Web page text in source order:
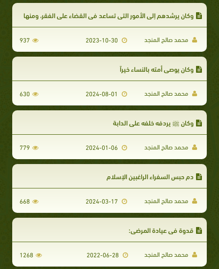
وكان يرشدهم إلى الأمور التي تساعد في القضاء على الفقر، ومنها
محمد صالح المنجد 2023-10-30
937
وكان يوصى أمته بالنساء خيراً
محمد صالح المنجد 630
وكان ﷺ يردفه خلفه على الدابة
محمد صالح المنجد 2024-01-06
779
دم حبس السفراء الراغبين الإسلام
محمد صالح المنجد 668
قدوة في عيادة المرضى:
محمد صالح المنجد 2022-06-28
1268